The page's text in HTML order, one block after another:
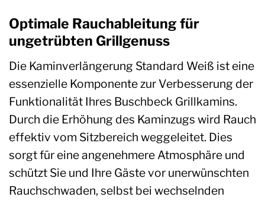
Optimale Rauchableitung für
ungetrübten Grillgenuss
Die Kaminverlängerung Standard Weiß ist eine
essenzielle Komponente zur Verbesserung der
Funktionalität Ihres Buschbeck Grillkamins.
Durch die Erhöhung des Kaminzugs wird Rauch
effektiv vom Sitzbereich weggeleitet. Dies
sorgt für eine angenehmere Atmosphäre und
schützt Sie und Ihre Gäste vor unerwünschten
Rauchschwaden, selbst bei wechselnden